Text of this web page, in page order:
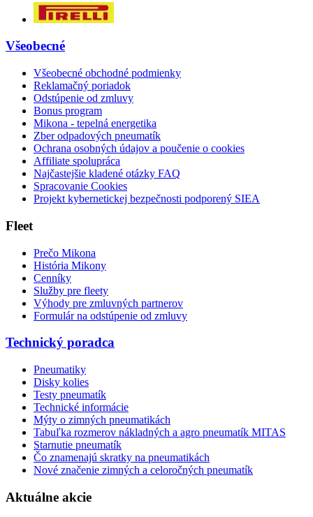
Všeobecné
Všeobecné obchodné podmienky
Reklamačný poriadok
Odstúpenie od zmluvy
Bonus program
Mikona - tepelná energetika
Zber odpadových pneumatík
Ochrana osobných údajov a poučenie o cookies
Affiliate spolupráca
Najčastejšie kladené otázky FAQ
Spracovanie Cookies
Projekt kybernetickej bezpečnosti podporený SIEA
Fleet
Prečo Mikona
História Mikony
Cenníky
Služby pre fleety
Výhody pre zmluvných partnerov
Formulár na odstúpenie od zmluvy
Technický poradca
Pneumatiky
Disky kolies
Testy pneumatík
Technické informácie
Mýty o zimných pneumatikách
Tabuľka rozmerov nákladných a agro pneumatík MITAS
Starnutie pneumatík
Čo znamenajú skratky na pneumatikách
Nové značenie zimných a celoročných pneumatík
Aktuálne akcie